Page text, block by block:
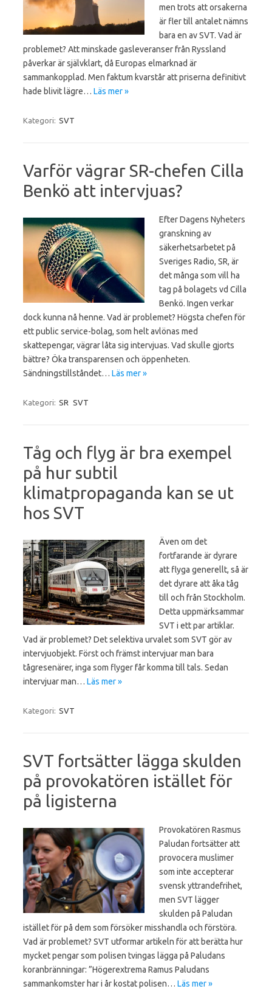
men trots att orsakerna
är fler till antalet nämns
bara en av SVT. Vad är
problemet? Att minskade gasleveranser från Ryssland
påverkar är självklart, då Europas elmarknad är
sammankopplad. Men faktum kvarstår att priserna definitivt
hade blivit lägre… Läs mer »
Kategori: SVT
Varför vägrar SR-chefen Cilla
Benkö att intervjuas?
Efter Dagens Nyheters
granskning av
säkerhetsarbetet på
Sveriges Radio, SR, är
det många som vill ha
tag på bolagets vd Cilla
Benkö. Ingen verkar
dock kunna nå henne. Vad är problemet? Högsta chefen för
ett public service-bolag, som helt avlönas med
skattepengar, vägrar låta sig intervjuas. Vad skulle gjorts
bättre? Öka transparensen och öppenheten.
Sändningstillståndet… Läs mer »
Kategori: SR SVT
Tåg och flyg är bra exempel
på hur subtil
klimatpropaganda kan se ut
hos SVT
Även om det
fortfarande är dyrare
att flyga generellt, så är
det dyrare att åka tåg
till och från Stockholm.
Detta uppmärksammar
SVT i ett par artiklar.
Vad är problemet? Det selektiva urvalet som SVT gör av
intervjuobjekt. Först och främst intervjuar man bara
tågresenärer, inga som flyger får komma till tals. Sedan
intervjuar man… Läs mer »
Kategori: SVT
SVT fortsätter lägga skulden
på provokatören istället för
på ligisterna
Provokatören Rasmus
Paludan fortsätter att
provocera muslimer
som inte accepterar
svensk yttrandefrihet,
men SVT lägger
skulden på Paludan
istället för på dem som försöker misshandla och förstöra.
Vad är problemet? SVT utformar artikeln för att berätta hur
mycket pengar som polisen tvingas lägga på Paludans
koranbränningar: ”Högerextrema Ramus Paludans
sammankomster har i år kostat polisen… Läs mer »